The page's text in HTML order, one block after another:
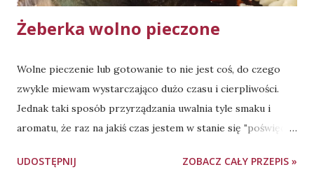
Żeberka wolno pieczone
Wolne pieczenie lub gotowanie to nie jest coś, do czego
zwykle miewam wystarczająco dużo czasu i cierpliwości.
Jednak taki sposób przyrządzania uwalnia tyle smaku i
aromatu, że raz na jakiś czas jestem w stanie się "poświęcić"
żeberka wieprzowe. Żeberka polecam zamarynować dzień
UDOSTĘPNIJ ZOBACZ CAŁY PRZEPIS »